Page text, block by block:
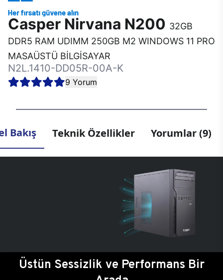
Casper Nirvana N200 32GB
DDR5 RAM UDIMM 250GB M2 WINDOWS 11 PRO
MASAÜSTÜ BİLGİSAYAR
N2L.1410-DD05R-00A-K
9 Yorum
Bakış Teknik Özellikler Yorumlar (9)
Üstün Sessizlik ve Performans Bir